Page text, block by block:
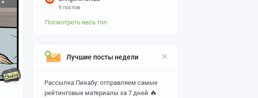
9 постов
Посмотреть весь топ
Лучшие посты недели
Рассылка Пикабу: отправляем самые
рейтинговые материалы за 7 дней 🔥